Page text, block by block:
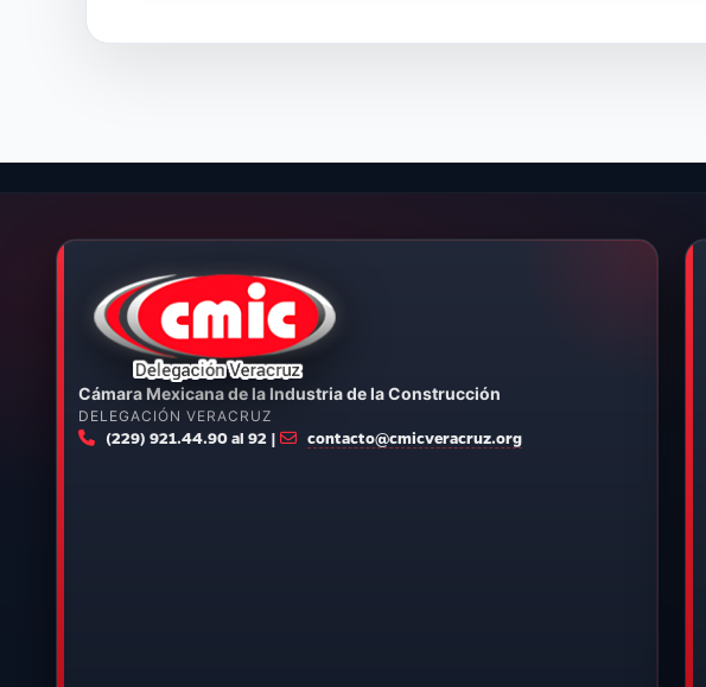
Cámara Mexicana de la Industria de la Construcción
DELEGACIÓN VERACRUZ
(229) 921.44.90 al 92 | contacto@cmicveracruz.org